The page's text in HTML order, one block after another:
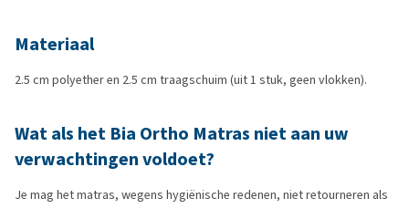
Materiaal
2.5 cm polyether en 2.5 cm traagschuim (uit 1 stuk, geen vlokken).
Wat als het Bia Ortho Matras niet aan uw
verwachtingen voldoet?
Je mag het matras, wegens hygiënische redenen, niet retourneren als